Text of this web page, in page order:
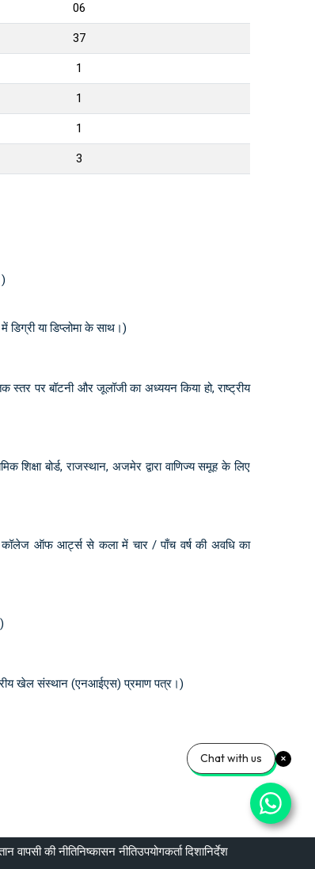
06
37
1
1
1
3
में डिग्री या डिप्लोमा के साथ।)
स्तर पर बॉटनी और जूलॉजी का अध्ययन किया हो, राष्ट्रीय
शिक्षा बोर्ड, राजस्थान, अजमेर द्वारा वाणिज्य समूह के लिए
स्कूल / कॉलेज ऑफ आर्ट्स से कला में चार / पाँच वर्ष की अवधि का
खेल संस्थान (एनआईएस) प्रमाण पत्र।)
वापसी की नीतिनिष्कासन नीतिउपयोगकर्ता दिशानिर्देश
Chat with us